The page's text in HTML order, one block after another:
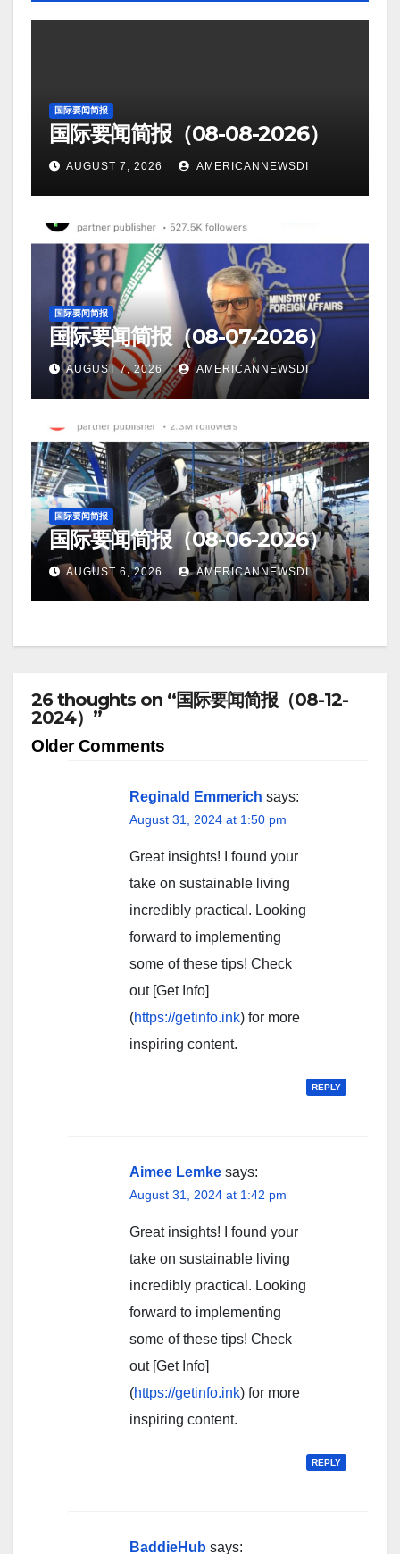
国际要闻简报
国际要闻简报（08-08-2026）
AUGUST 7, 2026 AMERICANNEWSDI
国际要闻简报
国际要闻简报（08-07-2026）
AUGUST 7, 2026 AMERICANNEWSDI
国际要闻简报
国际要闻简报（08-06-2026）
AUGUST 6, 2026 AMERICANNEWSDI
26 thoughts on “国际要闻简报（08-12-
2024）”
Comment
Older Comments
Reginald Emmerich says:
August 31, 2024 at 1:50 pm
Great insights! I found your
take on sustainable living
incredibly practical. Looking
forward to implementing
some of these tips! Check
out [Get Info]
(https://getinfo.ink) for more
inspiring content.
REPLY
Aimee Lemke says:
August 31, 2024 at 1:42 pm
Great insights! I found your
take on sustainable living
incredibly practical. Looking
forward to implementing
some of these tips! Check
out [Get Info]
(https://getinfo.ink) for more
inspiring content.
REPLY
BaddieHub says: